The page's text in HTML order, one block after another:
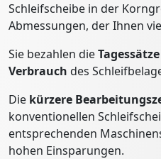
Schleifscheibe in der
Abmessungen, der Ihnen
Sie bezahlen dieTagessätze
Verbrauch des
Die kürzere
konventionellen
entsprechenden
hohen Einsparungen.